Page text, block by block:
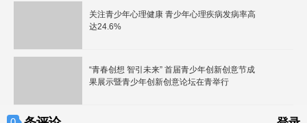
关注青少年心理健康 青少年心理疾病发病率高
达24.6%
“青春创想 智引未来” 首届青少年创新创意节成
果展示暨青少年创新创意论坛在青举行